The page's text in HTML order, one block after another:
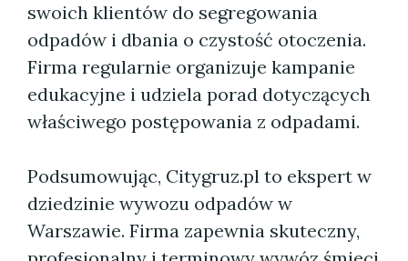
swoich klientów do segregowania
odpadów i dbania o czystość otoczenia.
Firma regularnie organizuje kampanie
edukacyjne i udziela porad dotyczących
właściwego postępowania z odpadami.
Podsumowując, Citygruz.pl to ekspert w
dziedzinie wywozu odpadów w
Warszawie. Firma zapewnia skuteczny,